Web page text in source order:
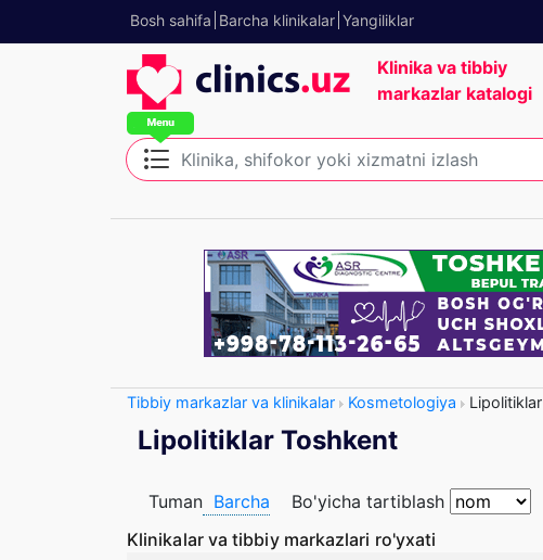
Bosh sahifa Barcha klinikalar Yangiliklar
Klinika va tibbiy
markazlar katalogi
Tibbiy markazlar va klinikalar Kosmetologiya Lipolitiklar
Lipolitiklar Toshkent
Tuman Barcha
Bo'yicha tartiblash
Klinikalar va tibbiy markazlari ro'yxati